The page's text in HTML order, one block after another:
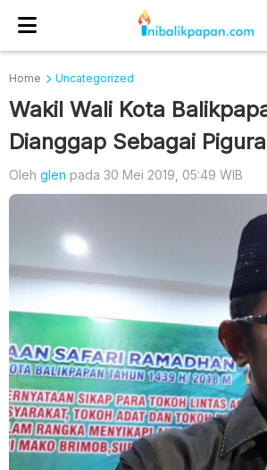
Home Uncategorized
Wakil Wali Kota
Dianggap Sebagai Pigura
Oleh glen pada 30 Mei 2019, 05:49 WIB